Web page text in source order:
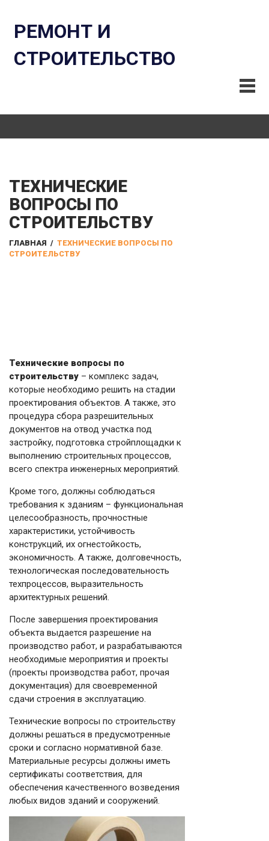
РЕМОНТ И
СТРОИТЕЛЬСТВО
ТЕХНИЧЕСКИЕ
ВОПРОСЫ ПО
СТРОИТЕЛЬСТВУ
ГЛАВНАЯ / ТЕХНИЧЕСКИЕ ВОПРОСЫ ПО
СТРОИТЕЛЬСТВУ
Технические вопросы по
строительству – комплекс задач,
которые необходимо решить на стадии
проектирования объектов. А также, это
процедура сбора разрешительных
документов на отвод участка под
застройку, подготовка стройплощадки к
выполнению строительных процессов,
всего спектра инженерных мероприятий.
Кроме того, должны соблюдаться
требования к зданиям – функциональная
целесообразность, прочностные
характеристики, устойчивость
конструкций, их огнестойкость,
экономичность. А также, долговечность,
технологическая последовательность
техпроцессов, выразительность
архитектурных решений.
После завершения проектирования
объекта выдается разрешение на
производство работ, и разрабатываются
необходимые мероприятия и проекты
(проекты производства работ, прочая
документация) для своевременной
сдачи строения в эксплуатацию.
Технические вопросы по строительству
должны решаться в предусмотренные
сроки и согласно нормативной базе.
Материальные ресурсы должны иметь
сертификаты соответствия, для
обеспечения качественного возведения
любых видов зданий и сооружений.